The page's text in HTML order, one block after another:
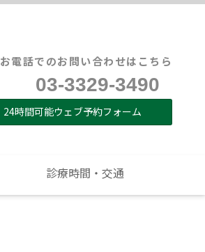
お電話でのお問い合わせはこちら
03-3329-3490
24時間可能ウェブ予約フォーム
診療時間・交通